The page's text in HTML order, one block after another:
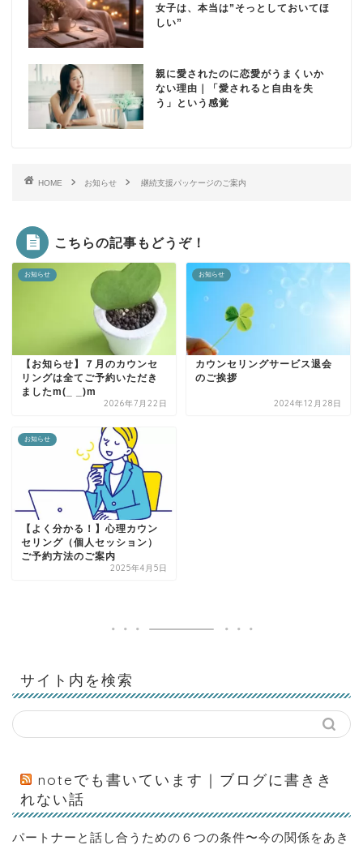
女子は、本当は”そっとしておいてほ
しい”
親に愛されたのに恋愛がうまくいか
ない理由｜「愛されると自由を失
う」という感覚
HOME お知らせ 継続支援パッケージのご案内
こちらの記事もどうぞ！
お知らせ
【お知らせ】７月のカウンセ
リングは全てご予約いただき
ましたm(_ _)m
2026年7月22日
お知らせ
カウンセリングサービス退会
のご挨拶
2024年12月28日
お知らせ
【よく分かる！】心理カウン
セリング（個人セッション）
ご予約方法のご案内
2025年4月5日
サイト内を検索
noteでも書いています｜ブログに書きき
れない話
パートナーと話し合うための６つの条件〜今の関係をあき